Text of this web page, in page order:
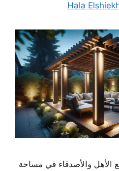
Hala
والأصدقاء في مساحة